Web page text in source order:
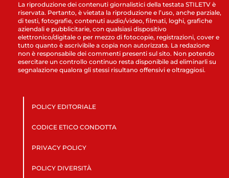
La riproduzione dei contenuti giornalistici della testata STILETV è
riservata. Pertanto, è vietata la riproduzione e l’uso, anche parziale,
di testi, fotografie, contenuti audio/video, filmati, loghi, grafiche
aziendali e pubblicitarie, con qualsiasi dispositivo
elettronico/digitale o per mezzo di fotocopie, registrazioni, cover e
tutto quanto è ascrivibile a copia non autorizzata. La redazione
non è responsabile dei commenti presenti sul sito. Non potendo
esercitare un controllo continuo resta disponibile ad eliminarli su
segnalazione qualora gli stessi risultano offensivi e oltraggiosi.
POLICY EDITORIALE
CODICE ETICO CONDOTTA
PRIVACY POLICY
POLICY DIVERSITÀ